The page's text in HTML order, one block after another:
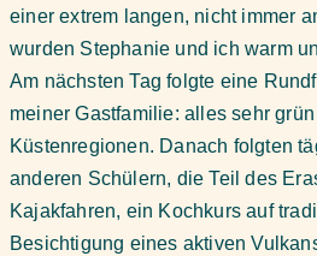
einer extrem langen, nicht immer
wurden Stephanie und ich warm
Am nächsten Tag folgte eine
meiner Gastfamilie: alles sehr
Küstenregionen. Danach folgten
anderen Schülern, die Teil des
Kajakfahren, ein Kochkurs auf
Besichtigung eines aktiven